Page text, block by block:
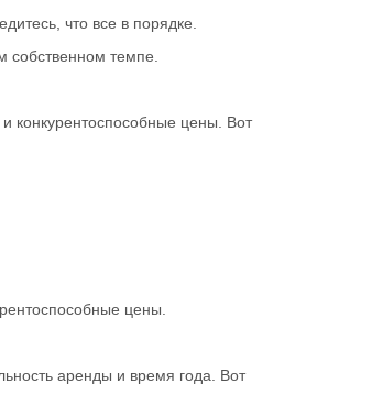
что все в порядке.
собственном темпе.
конкурентоспособные цены. Вот
цены.
аренды и время года. Вот